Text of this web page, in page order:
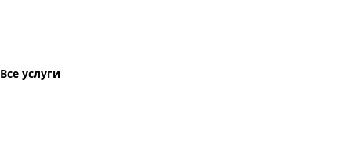
Все услуги